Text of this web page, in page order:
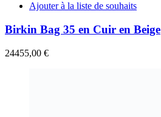
Ajouter à la liste de souhaits
Birkin Bag 35 en Cuir en Beige
24455,00 €